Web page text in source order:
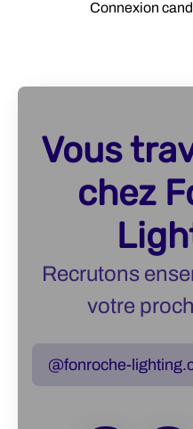
Connexion
Vous
chez
Recrutons
votre
@fonroche-